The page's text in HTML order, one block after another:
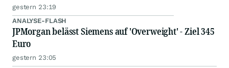
gestern 23:19
ANALYSE-FLASH
JPMorgan belässt Siemens auf 'Overweight' - Ziel 345
Euro
gestern 23:05